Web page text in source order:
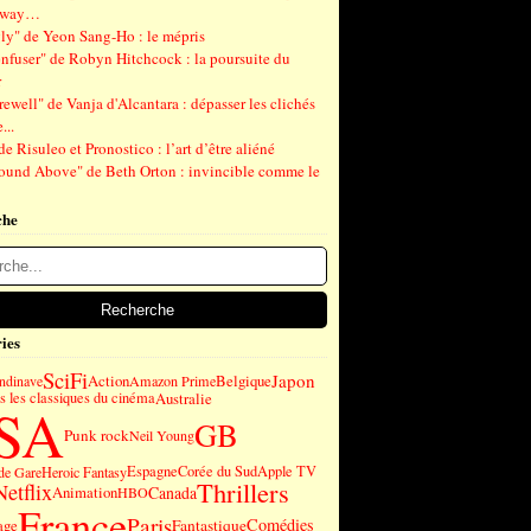
de Yeon Sang-Ho : le mépris
de Robyn Hitchcock : la poursuite du
de Vanja d'Alcantara : dépasser les clichés
Risuleo et Pronostico : l’art d’être aliéné
Above" de Beth Orton : invincible comme le
SciFiActionAmazon PrimeBelgiqueJapon
les classiques du cinémaAustralie
Punk rockNeil YoungGB
GareHeroic FantasyEspagneCorée du SudApple TV
AnimationHBOCanadaThrillers
ParisFantastiqueComédies